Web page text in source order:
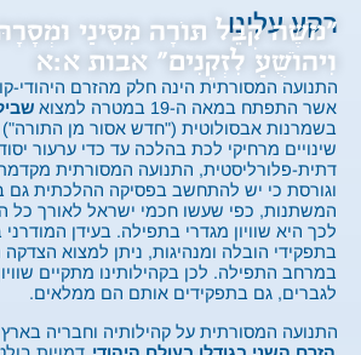
רקע עלינו
"משֶׁה קִבֵּל תּוֹרָה מִסִּינַי
וִיהוֹשֻׁעַ לִזְקֵנִים" אבות א:א
התנועה המסורתית הינה חלק מהזרם היהודי-
אשר התפתח במאה ה-19 במטרה למצוא
בשמרנות אבסולוטית ("חדש אסור מן התורה")
שינויים מרחיקי לכת בהלכה עד כדי ערעור
דתית-פלורליסטית, התנועה המסורתית
וגורסת כי יש להתחשב בפסיקה ההלכתית גם
המשתנות, כפי שעשו חכמי ישראל לאורך כל
לכך היא שוויון מגדרי בתפילה. בעידן
בתפקידי הובלה ומנהיגות, ניתן למצוא
במרחב התפילה. לכן בקהילותינו מתקיים
לגברים, גם בתפקידים אותם הם ממלאים.
התנועה המסורתית על קהילותיה וחבריה בארץ